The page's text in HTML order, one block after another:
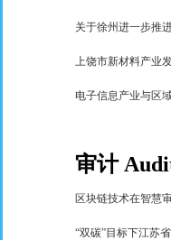
关于徐州进一步推
上饶市新材料产业
电子信息产业与区
审计
区块链技术在智慧
“双碳”目标下江苏